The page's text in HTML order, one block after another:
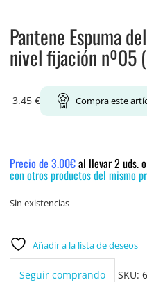
Pantene Espuma
nivel fijación nº05
3.45 € Compra este
Precio de 3.00€al llevar 2 uds.
con otros productos del mismo
Sin existencias
Añadir a la lista de deseos
Seguir comprando SKU: